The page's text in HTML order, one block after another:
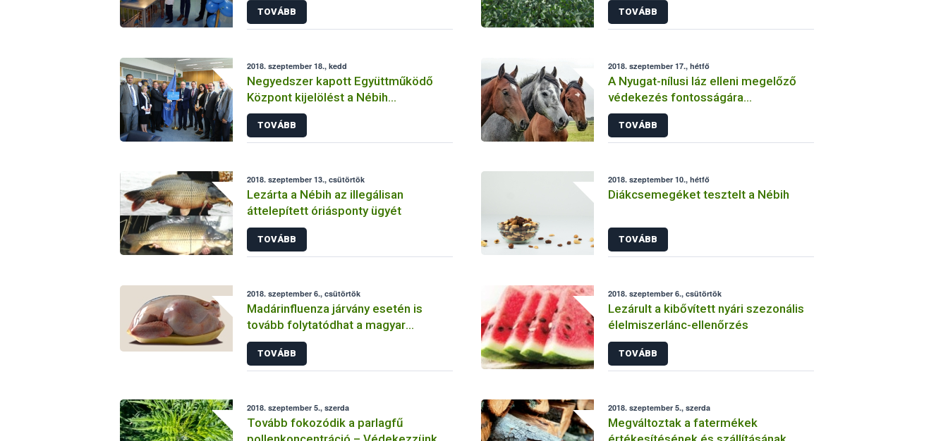
TOVÁBB TOVÁBB
2018. szeptember 18., kedd
Negyedszer kapott Együttműködő
Központ kijelölést a Nébih
Radioanalitikai Referencia
Laboratóriuma
TOVÁBB
2018. szeptember 17., hétfő
A Nyugat-nílusi láz elleni megelőző
védekezés fontosságára
figyelmeztet a Nébih
TOVÁBB
2018. szeptember 13., csütörtök
Lezárta a Nébih az illegálisan
áttelepített óriásponty ügyét
TOVÁBB
2018. szeptember 10., hétfő
Diákcsemegéket tesztelt a Nébih
TOVÁBB
2018. szeptember 6., csütörtök
Madárinfluenza járvány esetén is
tovább folytatódhat a magyar
baromfihús japán exportja
TOVÁBB
2018. szeptember 6., csütörtök
Lezárult a kibővített nyári szezonális
élelmiszerlánc-ellenőrzés
TOVÁBB
2018. szeptember 5., szerda
Tovább fokozódik a parlagfű
2018. szeptember 5., szerda
Megváltoztak a fatermékek